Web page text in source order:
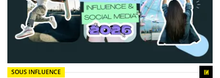
SOUS INFLUENCE